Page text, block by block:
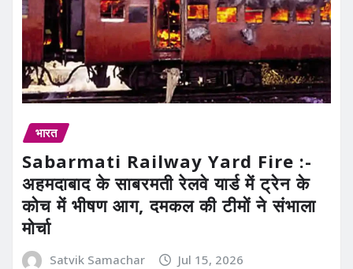
भारत
Sabarmati Railway Yard Fire :-
अहमदाबाद के साबरमती रेलवे यार्ड में ट्रेन के
कोच में भीषण आग, दमकल की टीमों ने संभाला
मोर्चा
Satvik Samachar Jul 15, 2026